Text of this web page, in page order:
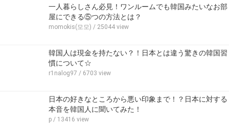
一人暮らしさん必見！ワンルームでも韓国みたいなお部
屋にできる⑤つの方法とは？
momokis(모모) / 25044 view
韓国人は現金を持たない？！日本とは違う驚きの韓国習
慣について☆
r1nalog97 / 6703 view
日本の好きなところから悪い印象まで！？日本に対する
本音を韓国人に聞いてみた！
p / 13416 view